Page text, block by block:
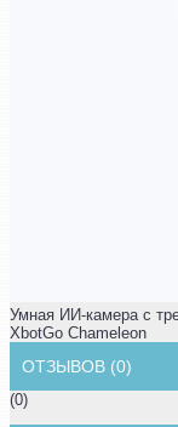
Умная ИИ-камера с
XbotGo Chameleon
ОТЗЫВОВ (0)
(0)